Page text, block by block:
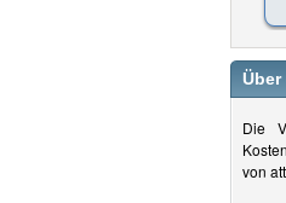
Über
Die
von